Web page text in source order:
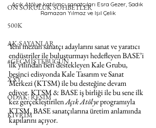
ON SORULUK SOHBETLER
500K
AK-SAYANLAR
#GEÇMİŞTEBUGÜN
XXY
ODAK: RESİM
KIVRIM
Açık Atölye katılımcı sanatçıları Esra Gezer, Sadık
Ramazan Yılmaz ve Işıl Çelik
Yeni mezun sanatçı adaylarını sanat ve yaratıcı
endüstriler ile buluşturmayı hedefleyen BASE’i
ilk yılından beri destekleyen Kale Grubu,
beşinci edisyonda Kale Tasarım ve Sanat
Merkezi (KTSM) ile bu desteğine devam
ediyor. KTSM & BASE iş birliği ile bu sene ilk
kez gerçekleştirilen Açık Atölye programıyla
KTSM, BASE sanatçılarına üretim anlamında
kapılarını açıyor.